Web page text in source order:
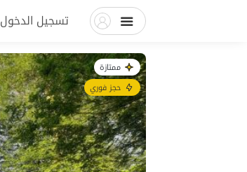
تسجيل الدخول
ممتازة
حجز فوري